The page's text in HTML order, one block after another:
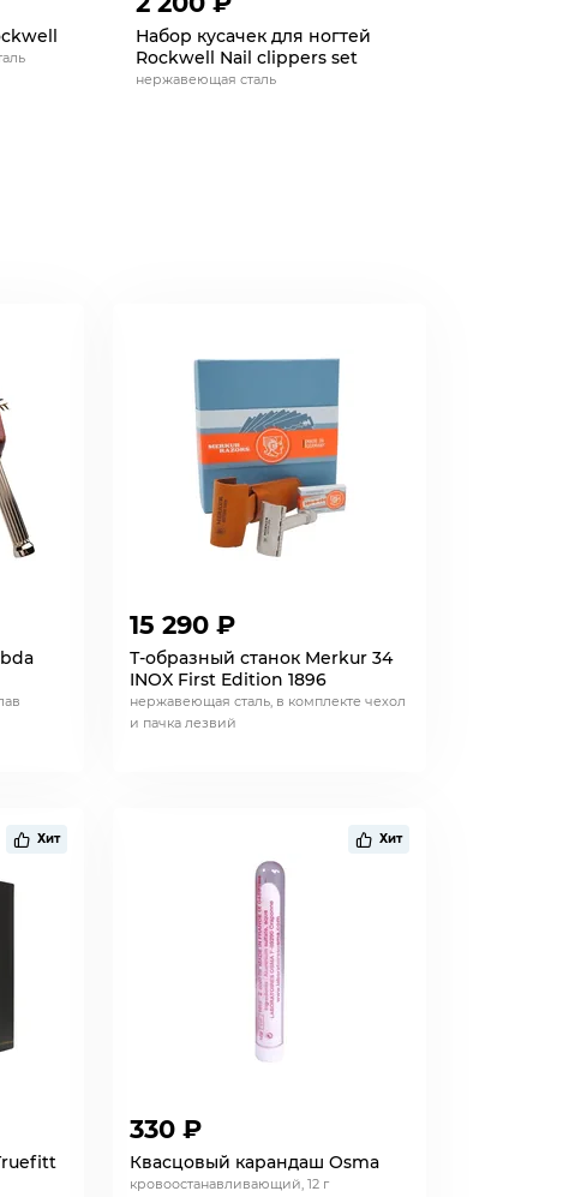
Набор кусачек для ногтей
Rockwell Nail clippers set
нержавеющая сталь
15 290 ₽
Т-образный станок Merkur 34
INOX First Edition 1896
нержавеющая сталь, в комплекте чехол
и пачка лезвий
Хит Хит
330 ₽
Квасцовый карандаш Osma
кровоостанавливающий, 12 г